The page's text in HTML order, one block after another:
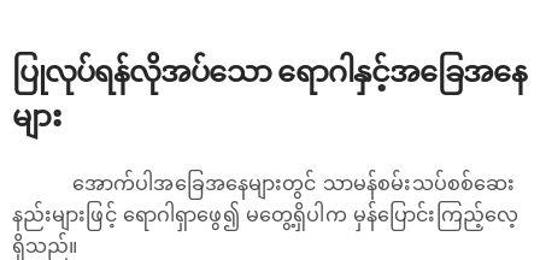
ပြုလုပ်ရန်လိုအပ်သော ရောဂါနှင့်အခြေအနေ
များ
အောက်ပါအခြေအနေများတွင် သာမန်စမ်းသပ်စစ်ဆေး
နည်းများဖြင့် ရောဂါရှာဖွေ၍ မတွေ့ရှိပါက မှန်ပြောင်းကြည့်လေ့
ရှိသည်။